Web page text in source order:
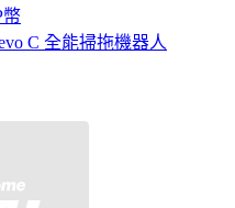
幣
C 全能掃拖機器人